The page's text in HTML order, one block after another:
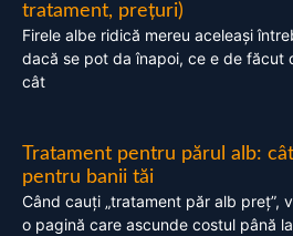
tratament, prețuri)
Firele albe ridică mereu aceleași
dacă se pot da înapoi, ce e de făcut
cât
Tratament pentru părul alb:
pentru banii tăi
Când cauți „tratament păr alb preț”,
o pagină care ascunde costul până